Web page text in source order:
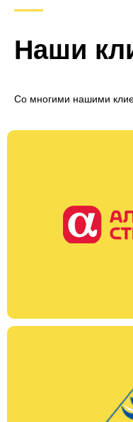
Наши
Со многими нашими